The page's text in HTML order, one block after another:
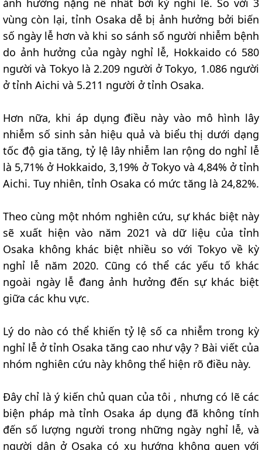
ảnh hưởng nặng nề nhất bởi kỳ nghỉ lễ. So với 3
vùng còn lại, tỉnh Osaka dễ bị ảnh hưởng bởi biến
số ngày lễ hơn và khi so sánh số người nhiễm bệnh
do ảnh hưởng của ngày nghỉ lễ, Hokkaido có 580
người và Tokyo là 2.209 người ở Tokyo, 1.086 người
ở tỉnh Aichi và 5.211 người ở tỉnh Osaka.
Hơn nữa, khi áp dụng điều này vào mô hình lây
nhiễm số sinh sản hiệu quả và biểu thị dưới dạng
tốc độ gia tăng, tỷ lệ lây nhiễm lan rộng do nghỉ lễ
là 5,71% ở Hokkaido, 3,19% ở Tokyo và 4,84% ở tỉnh
Aichi. Tuy nhiên, tỉnh Osaka có mức tăng là 24,82%.
Theo cùng một nhóm nghiên cứu, sự khác biệt này
sẽ xuất hiện vào năm 2021 và dữ liệu của tỉnh
Osaka không khác biệt nhiều so với Tokyo về kỳ
nghỉ lễ năm 2020. Cũng có thể các yếu tố khác
ngoài ngày lễ đang ảnh hưởng đến sự khác biệt
giữa các khu vực.
Lý do nào có thể khiến tỷ lệ số ca nhiễm trong kỳ
nghỉ lễ ở tỉnh Osaka tăng cao như vậy ? Bài viết của
nhóm nghiên cứu này không thể hiện rõ điều này.
Đây chỉ là ý kiến chủ quan của tôi , nhưng có lẽ các
biện pháp mà tỉnh Osaka áp dụng đã không tính
đến số lượng người trong những ngày nghỉ lễ, và
người dân ở Osaka có xu hướng không quen với